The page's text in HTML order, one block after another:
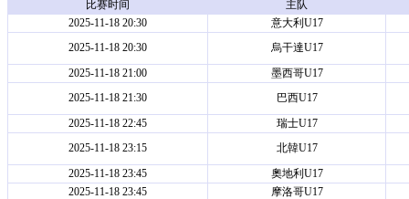
比赛时间
主队
2025-11-18 20:30
意大利U17
2025-11-18 20:30
烏干達U17
2025-11-18 21:00
墨西哥U17
2025-11-18 21:30
巴西U17
2025-11-18 22:45
瑞士U17
2025-11-18 23:15
北韓U17
2025-11-18 23:45
奧地利U17
2025-11-18 23:45
摩洛哥U17